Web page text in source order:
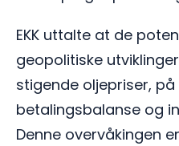
EKK uttalte at de
geopolitiske
stigende oljepriser,
betalingsbalanse og
Denne overvåkingen